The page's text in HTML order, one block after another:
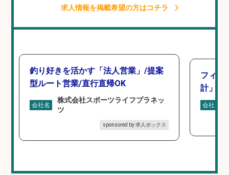
求人情報を掲載希望の方はコチラ
釣り好きを活かす「法人営業」/提案
型ルート営業/直行直帰OK
会社名
株式会社スポーツライフプラネッ
ツ
sponsored by 求人ボックス
フィッ
計」
会社名